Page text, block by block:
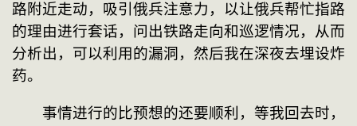
路附近走动，吸引俄兵注意力，以让俄兵帮忙指路
的理由进行套话，问出铁路走向和巡逻情况，从而
分析出，可以利用的漏洞，然后我在深夜去埋设炸
药。
事情进行的比预想的还要顺利，等我回去时，